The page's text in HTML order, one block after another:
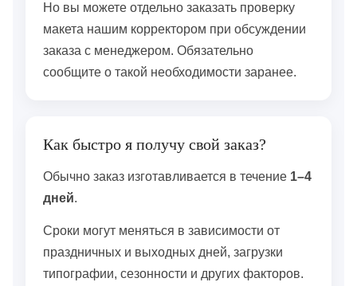
Но вы можете отдельно заказать проверку
макета нашим корректором при обсуждении
заказа с менеджером. Обязательно
сообщите о такой необходимости заранее.
Как быстро я получу свой заказ?
Обычно заказ изготавливается в течение 1–4
дней.
Сроки могут меняться в зависимости от
праздничных и выходных дней, загрузки
типографии, сезонности и других факторов.